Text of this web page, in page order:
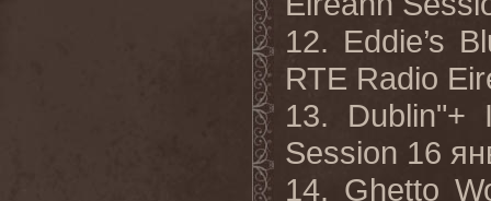
12. Eddie’s
RTE Radio
13. Dublin"+
Session 16
14. Ghetto